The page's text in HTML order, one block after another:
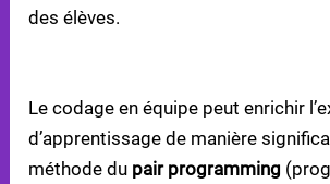
des élèves.
Le codage en équipe peut enrichir
d’apprentissage de manière
méthode du pair programming